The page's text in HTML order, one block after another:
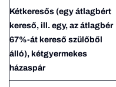
Kétkeresős (egy átlagbért
kereső, ill. egy, az átlagbér
67%-át kereső szülőből
álló), kétgyermekes
házaspár